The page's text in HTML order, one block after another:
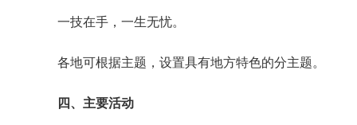
一技在手，一生无忧。
各地可根据主题，设置具有地方特色的分主题。
四、主要活动